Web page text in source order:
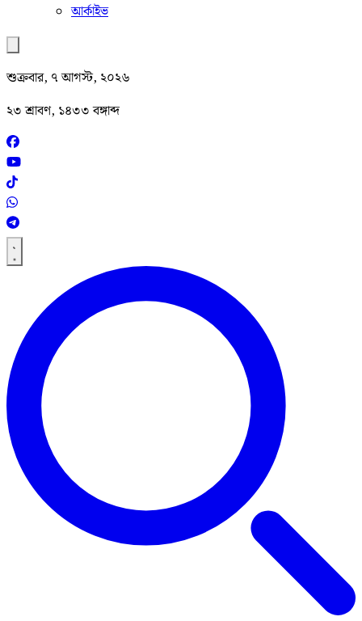
আর্কাইভ
শুক্রবার, ৭ আগস্ট, ২০২৬
২৩ শ্রাবণ, ১৪৩৩ বঙ্গাব্দ